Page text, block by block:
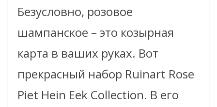
Безусловно, розовое
шампанское – это козырная
карта в ваших руках. Вот
прекрасный набор Ruinart Rose
Piet Hein Eek Collection. В его